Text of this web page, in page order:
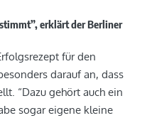
erklärt der Berliner
für den
darauf an, dass
“Dazu gehört auch ein
sogar eigene kleine